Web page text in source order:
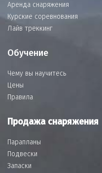
Аренда снаряжения
Курские соревнования
Лайв треккинг
Обучение
Чему вы научитесь
Цены
Правила
Продажа снаряжения
Парапланы
Подвески
Запаски